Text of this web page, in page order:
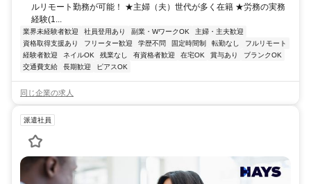
ルリモート勤務が可能！ ★主婦（夫）世代が多く在籍 ★労務の実務
経験(1...
業界未経験者歓迎 社員登用あり 副業・WワークOK
主婦・主夫歓迎
資格取得支援あり
フリーター歓迎 学歴不問 固定時間制 転勤なし
フルリモート
経験者歓迎
ネイルOK 残業なし 有資格者歓迎 在宅OK 賞与あり
ブランクOK
交通費支給
長期歓迎 ピアスOK
同じ企業の求人
派遣社員